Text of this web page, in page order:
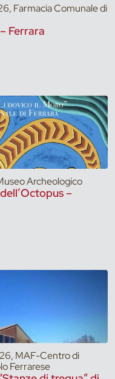
Farmacia Comunale di
Ferrara
Archeologico
–
MAF-Centro di
Ferrarese